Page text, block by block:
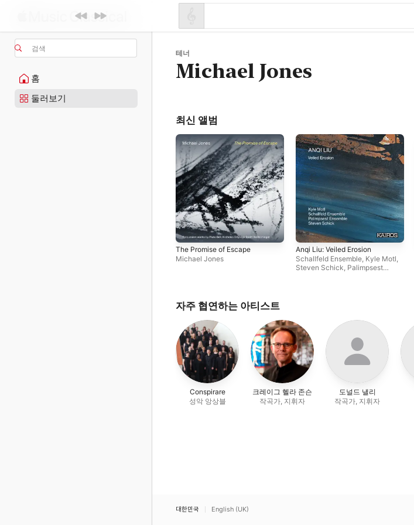
검색
홈
둘러보기
테너
Michael Jones
최신 앨범
The Promise of Escape
Michael Jones
Anqi Liu: Veiled Erosion
Schallfeld Ensemble, Kyle Motl
Steven Schick Palimpsest
자주 협연하는 아티스트
Conspirare
성악 앙상블
크레이그 헬라 존슨
작곡가, 지휘자
도널드 낼리
작곡가, 지휘자
대한민국 English (UK)